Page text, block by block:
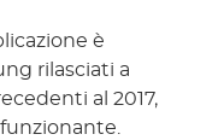
è
rilasciati a
al 2017,